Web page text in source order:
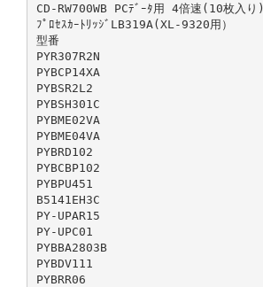
CD-RW700WB PCﾃﾞｰﾀ用 4倍速(10枚入り)
ﾌﾟﾛｾｽｶｰﾄﾘｯｼﾞLB319A(XL-9320用）
型番
PYR307R2N
PYBCP14XA
PYBSR2L2
PYBSH301C
PYBME02VA
PYBME04VA
PYBRD102
PYBCBP102
PYBPU451
B5141EH3C
PY-UPAR15
PY-UPC01
PYBBA2803B
PYBDV111
PYBRR06